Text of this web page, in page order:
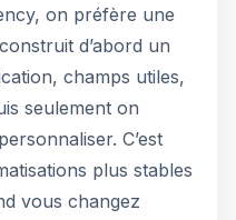
on préfère une
d’abord un
champs utiles,
seulement on
C’est
plus stables
vous changez